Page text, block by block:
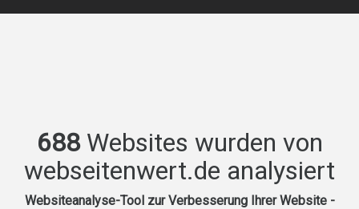
688Websites wurden von
webseitenwert.de analysiert
Websiteanalyse-Tool zur Verbesserung Ihrer Website -